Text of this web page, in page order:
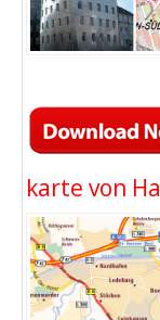
karte von